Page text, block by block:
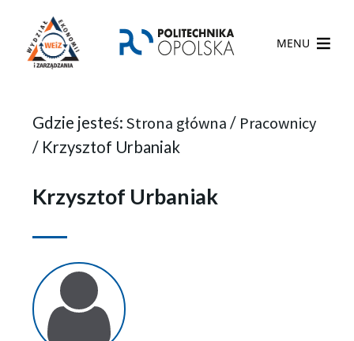
MENU
Gdzie jesteś: Strona główna / Pracownicy
/ Krzysztof Urbaniak
Krzysztof Urbaniak